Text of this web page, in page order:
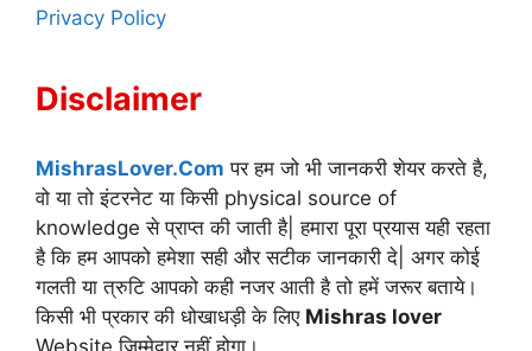
Privacy Policy
Disclaimer
MishrasLover.Com पर हम जो भी जानकरी शेयर करते है,
वो या तो इंटरनेट या किसी physical source of
knowledge से प्राप्त की जाती है| हमारा पूरा प्रयास यही रहता
है कि हम आपको हमेशा सही और सटीक जानकारी दे| अगर कोई
गलती या त्रुटि आपको कही नजर आती है तो हमें जरूर बताये।
किसी भी प्रकार की धोखाधड़ी के लिए Mishras lover